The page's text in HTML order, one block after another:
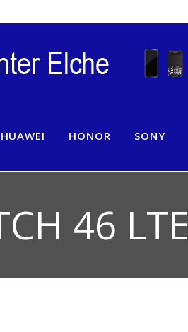
HUAWEI HONOR SONY
46 LTE